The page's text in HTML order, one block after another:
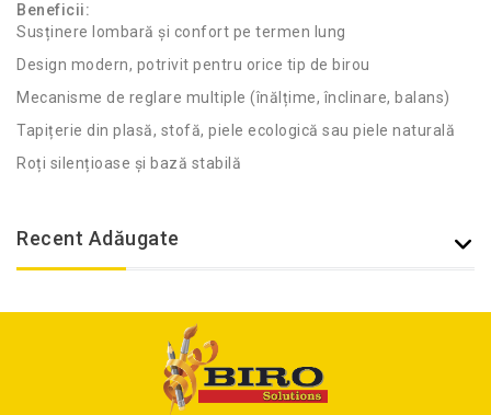
Beneficii:
Susținere lombară și confort pe termen lung
Design modern, potrivit pentru orice tip de birou
Mecanisme de reglare multiple (înălțime, înclinare, balans)
Tapițerie din plasă, stofă, piele ecologică sau piele naturală
Roți silențioase și bază stabilă
Recent Adăugate